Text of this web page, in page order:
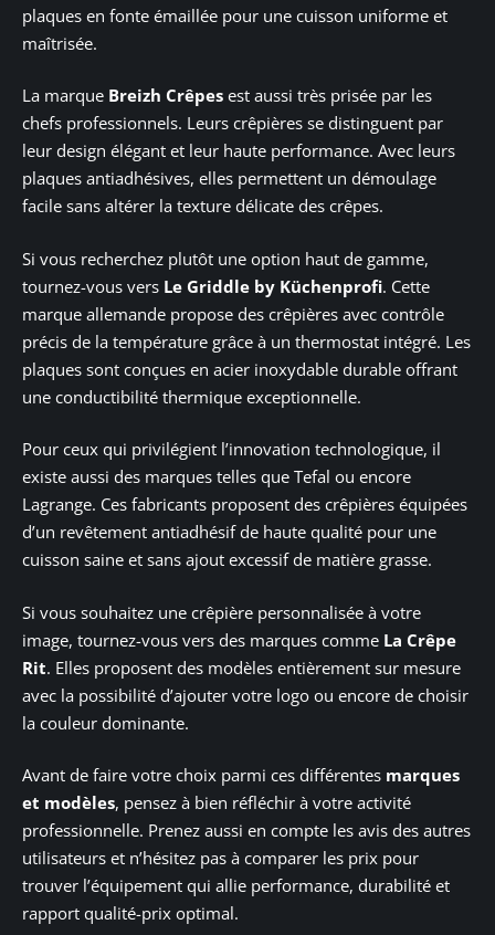
plaques en fonte émaillée pour une cuisson uniforme et
maîtrisée.
La marque Breizh Crêpes est aussi très prisée par les
chefs professionnels. Leurs crêpières se distinguent par
leur design élégant et leur haute performance. Avec leurs
plaques antiadhésives, elles permettent un démoulage
facile sans altérer la texture délicate des crêpes.
Si vous recherchez plutôt une option haut de gamme,
tournez-vous vers Le Griddle by Küchenprofi. Cette
marque allemande propose des crêpières avec contrôle
précis de la température grâce à un thermostat intégré. Les
plaques sont conçues en acier inoxydable durable offrant
une conductibilité thermique exceptionnelle.
Pour ceux qui privilégient l’innovation technologique, il
existe aussi des marques telles que Tefal ou encore
Lagrange. Ces fabricants proposent des crêpières équipées
d’un revêtement antiadhésif de haute qualité pour une
cuisson saine et sans ajout excessif de matière grasse.
Si vous souhaitez une crêpière personnalisée à votre
image, tournez-vous vers des marques comme La Crêpe
Rit. Elles proposent des modèles entièrement sur mesure
avec la possibilité d’ajouter votre logo ou encore de choisir
la couleur dominante.
Avant de faire votre choix parmi ces différentes marques
et modèles, pensez à bien réfléchir à votre activité
professionnelle. Prenez aussi en compte les avis des autres
utilisateurs et n’hésitez pas à comparer les prix pour
trouver l’équipement qui allie performance, durabilité et
rapport qualité-prix optimal.